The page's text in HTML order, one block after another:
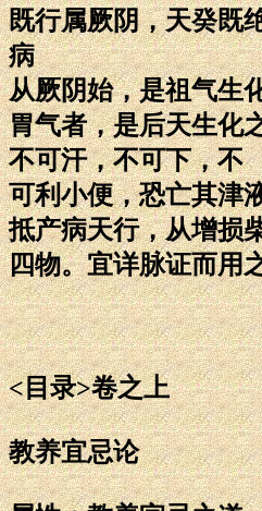
既行属厥阴，天癸既
病
从厥阴始，是祖气生
胃气者，是后天生化
不可汗，不可下，不
可利小便，恐亡其津
抵产病天行，从增损
四物。宜详脉证而用
<目录>卷之上
教养宜忌论